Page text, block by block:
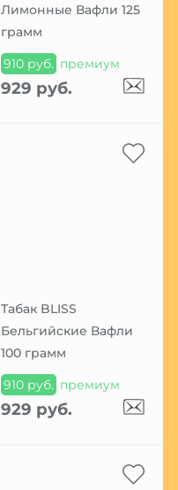
Лимонные Вафли 125
грамм
910 руб. премиум
929 руб.
Табак BLISS
Бельгийские Вафли
100 грамм
910 руб. премиум
929 руб.